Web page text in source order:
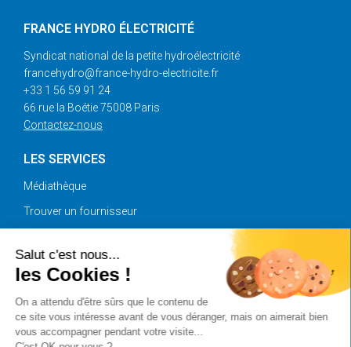
FRANCE HYDRO ÉLECTRICITÉ
Syndicat national de la petite hydroélectricité
francehydro@france-hydro-electricite.fr
+33 1 56 59 91 24
66 rue la Boétie 75008 Paris
Contactez-nous
LES SERVICES
Médiathèque
Trouver un fournisseur
SUIVEZ-NOUS
Salut c'est nous...
les Cookies !
On a attendu d'être sûrs que le contenu de
ce site vous intéresse avant de vous déranger, mais on aimerait bien
vous accompagner pendant votre visite...